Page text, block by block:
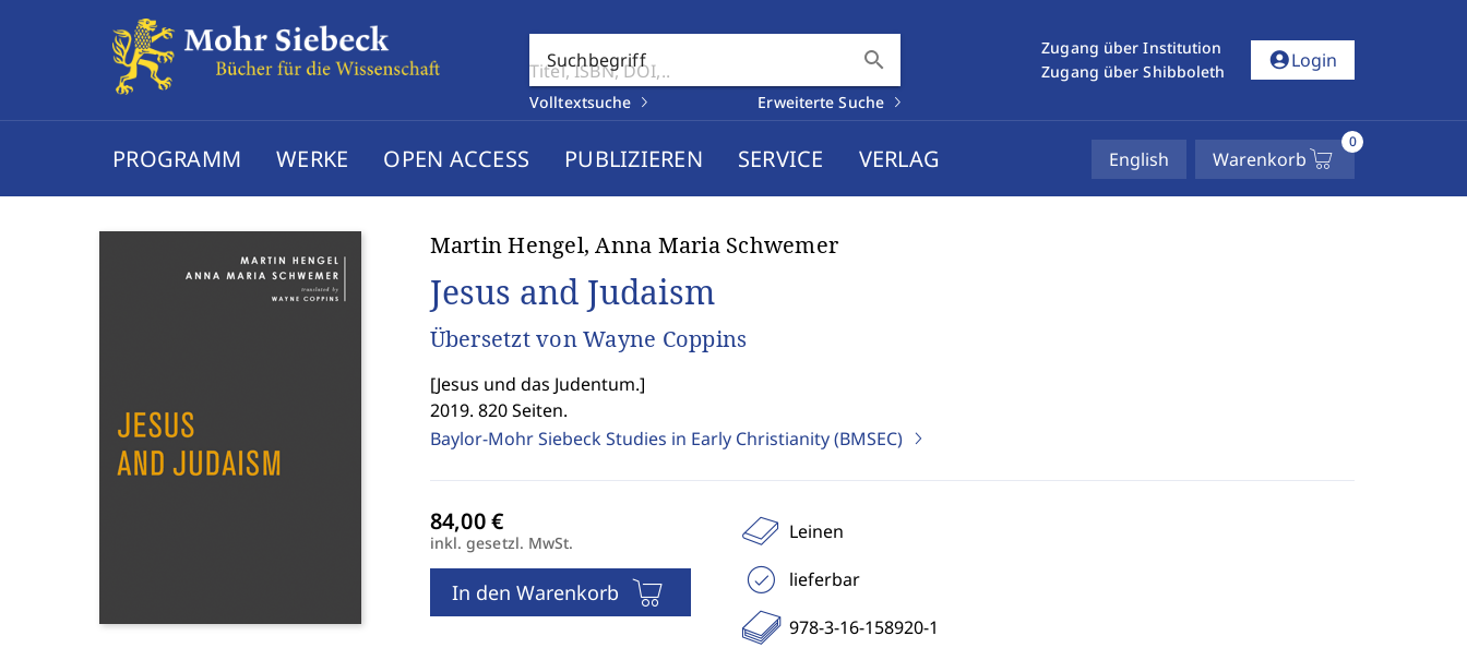
Suchbegriff search
Volltextsuche Erweiterte Suche
Zugang über Institution
Zugang über Shibboleth
account_circleLogin
PROGRAMM WERKE OPEN ACCESS PUBLIZIEREN SERVICE VERLAG English Warenkorb
0
Martin Hengel, Anna Maria Schwemer
Jesus and Judaism
Übersetzt von Wayne Coppins
[Jesus und das Judentum.]
2019. 820 Seiten.
Baylor-Mohr Siebeck Studies in Early Christianity (BMSEC)
inkl. gesetzl. MwSt.
In den Warenkorb
Leinen
lieferbar
978-3-16-158920-1